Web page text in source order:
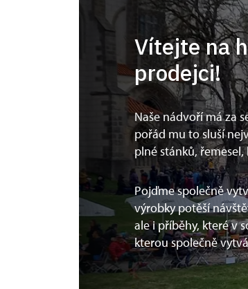
Vítejte na
prodejci!
Naše nádvoří má za
pořád mu to sluší
plné stánků,
Pojďme společně
výrobky potěší
ale i příběhy, které v
kterou společně